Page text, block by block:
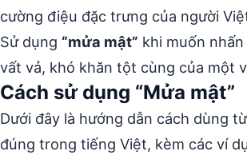
cường điệu đặc trưng của người
Sử dụng “mửa mật” khi muốn
vất vả, khó khăn tột cùng của một
Cách sử dụng “Mửa mật”
Dưới đây là hướng dẫn cách dùng từ
đúng trong tiếng Việt, kèm các ví